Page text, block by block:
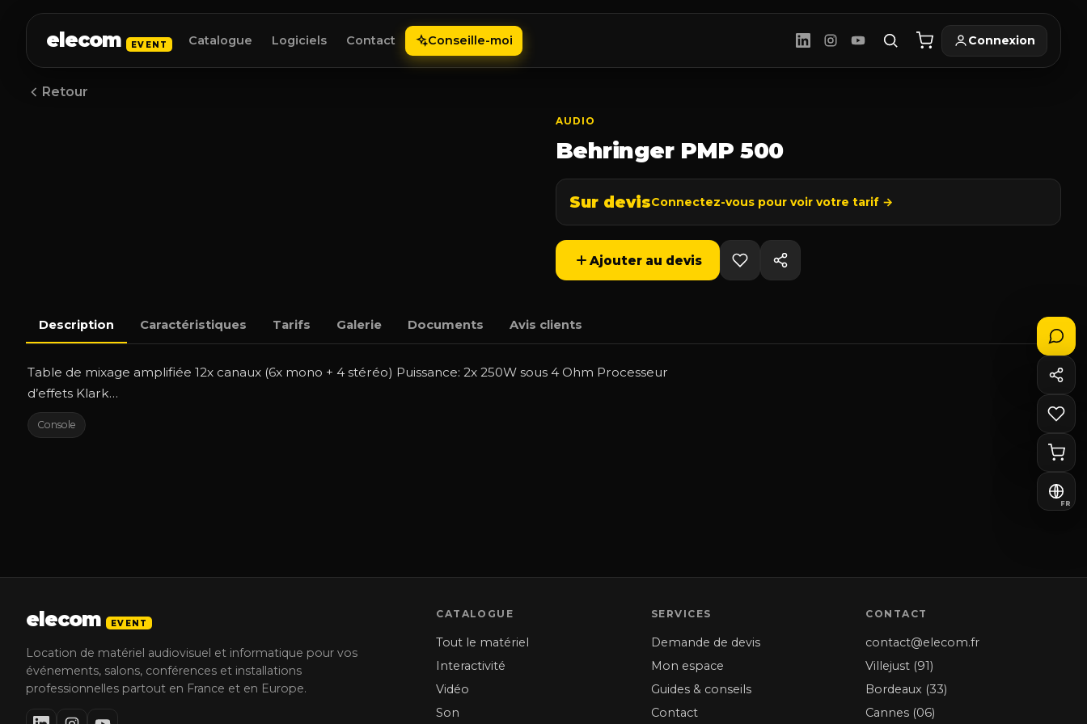
elecom EVENT Catalogue Logiciels Contact Conseille-moi Connexion
Retour
AUDIO
Behringer PMP 500
Sur devisConnectez-vous pour voir votre tarif →
Ajouter au devis
Description Caractéristiques Tarifs Galerie Documents Avis clients
Table de mixage amplifiée 12x canaux (6x mono + 4 stéréo) Puissance: 2x 250W sous 4 Ohm Processeur
d’effets Klark…
Console
elecom EVENT
Location de matériel audiovisuel et informatique pour vos
événements, salons, conférences et installations
professionnelles partout en France et en Europe.
CATALOGUE
Tout le matériel
Interactivité
Vidéo
Son
SERVICES
Demande de devis
Mon espace
Guides & conseils
Contact
CONTACT
contact@elecom.fr
Villejust (91)
Bordeaux (33)
Cannes (06)
FR